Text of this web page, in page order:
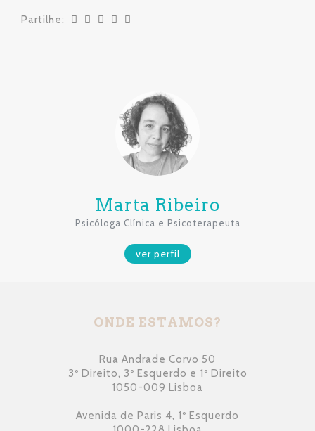
Partilhe:
Marta Ribeiro
Psicóloga Clínica e Psicoterapeuta
ver perfil
ONDE ESTAMOS?
Rua Andrade Corvo 50
3º Direito, 3º Esquerdo e 1º Direito
1050-009 Lisboa
Avenida de Paris 4, 1º Esquerdo